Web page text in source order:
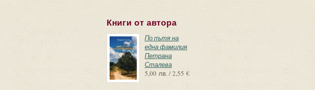
Книги от автора
По пътя на
една фамилия
Петрана
Сталева
5,00 лв. / 2,55 €